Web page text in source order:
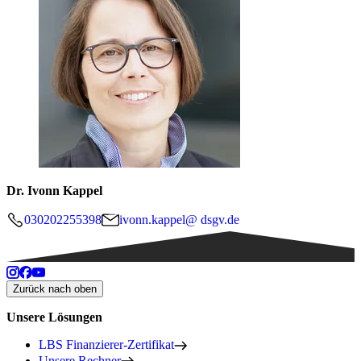
Dr. Ivonn Kappel
030202255398 ivonn.kappel@ dsgv.de
Zurück nach oben
Unsere Lösungen
LBS Finanzierer-Zertifikat